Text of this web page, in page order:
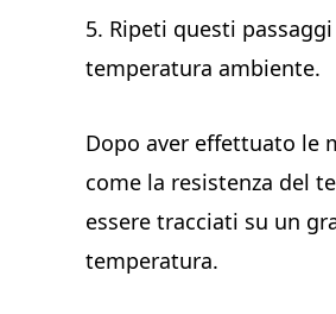
5. Ripeti questi
temperatura ambiente.
Dopo aver effettuato le
come la resistenza del
essere tracciati su un
temperatura.